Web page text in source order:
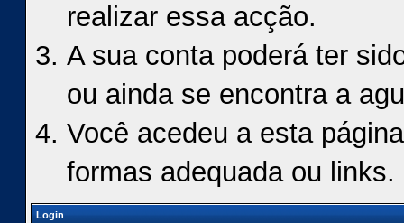
realizar essa acção.
A sua conta poderá ter
ou ainda se encontra a
Você acedeu a esta
formas adequada ou links.
Login